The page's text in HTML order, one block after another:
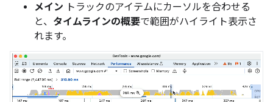
メイン トラックのアイテムにカーソルを合わせる
と、 タイムラインの概要で範囲がハイライト表示さ
れます。